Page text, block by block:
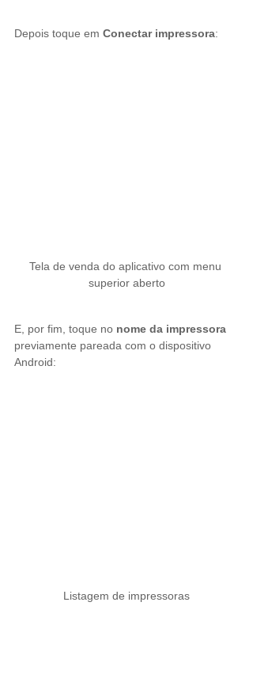
Depois toque em Conectar impressora:
Tela de venda do aplicativo com menu
superior aberto
E, por fim, toque no nome da impressora
previamente pareada com o dispositivo
Android:
Listagem de impressoras